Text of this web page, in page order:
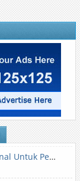
Klinik Dermatologi & Estetika Profesional Untuk Perawatan Kulit dan Kecantikan